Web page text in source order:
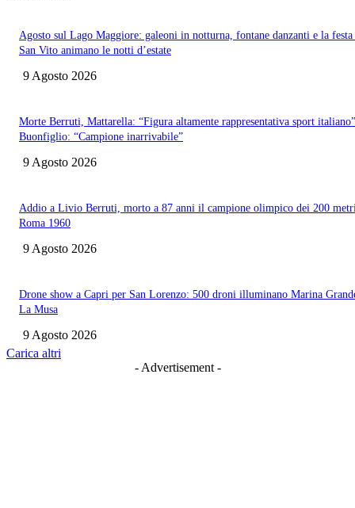
Agosto sul Lago Maggiore: galeoni in notturna, fontane danzanti e la
San Vito animano le notti d’estate
9 Agosto 2026
Morte Berruti, Mattarella: “Figura altamente rappresentativa sport
Buonfiglio: “Campione inarrivabile”
9 Agosto 2026
Addio a Livio Berruti, morto a 87 anni il campione olimpico dei 200
Roma 1960
9 Agosto 2026
Drone show a Capri per San Lorenzo: 500 droni illuminano Marina
La Musa
9 Agosto 2026
Carica altri
- Advertisement -